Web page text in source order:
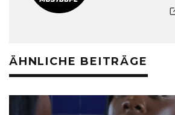
ÄHNLICHE BEITRÄGE